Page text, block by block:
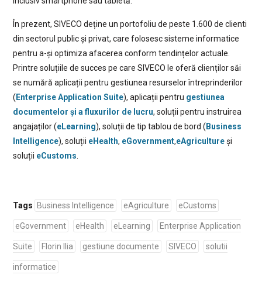
În prezent, SIVECO deține un portofoliu de peste 1.600 de clienti
din sectorul public și privat, care folosesc sisteme informatice
pentru a-și optimiza afacerea conform tendințelor actuale.
Printre soluțiile de succes pe care SIVECO le oferă clienților săi
se numără aplicații pentru gestiunea resurselor întreprinderilor
( Enterprise Application Suite), aplicații pentru gestiunea
documentelor și a fluxurilor de lucru, soluții pentru instruirea
angajaților (eLearning), soluții de tip tablou de bord ( Business
Intelligence), soluții eHealth, eGovernment,eAgricultureși
soluții eCustoms.
Tags Business Intelligence eAgriculture eCustoms
eGovernment eHealth eLearning Enterprise Application
Suite Florin Ilia gestiune documente SIVECO solutii
informatice